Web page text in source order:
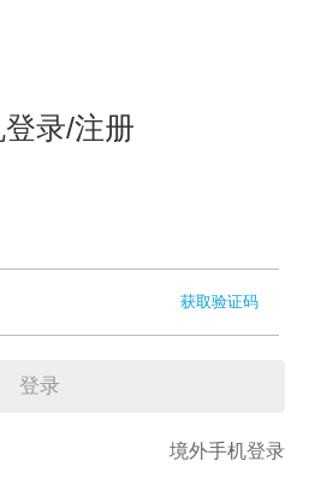
录/注册
获取验证码
登录
境外手机登录